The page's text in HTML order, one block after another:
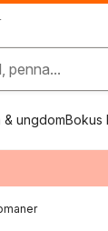
penna...
& ungdomBokus